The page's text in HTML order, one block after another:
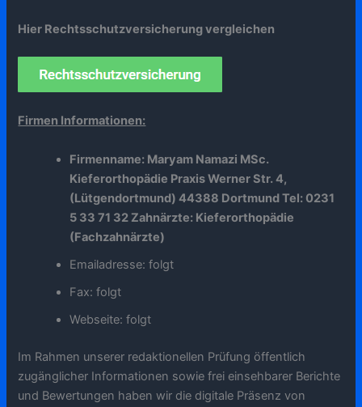
Hier Rechtsschutzversicherung vergleichen
Firmen Informationen:
Firmenname: Maryam Namazi MSc.
Kieferorthopädie Praxis Werner Str. 4,
(Lütgendortmund) 44388 Dortmund Tel: 0231
5 33 71 32 Zahnärzte: Kieferorthopädie
(Fachzahnärzte)
Emailadresse: folgt
Fax: folgt
Webseite: folgt
Im Rahmen unserer redaktionellen Prüfung öffentlich
zugänglicher Informationen sowie frei einsehbarer Berichte
und Bewertungen haben wir die digitale Präsenz von